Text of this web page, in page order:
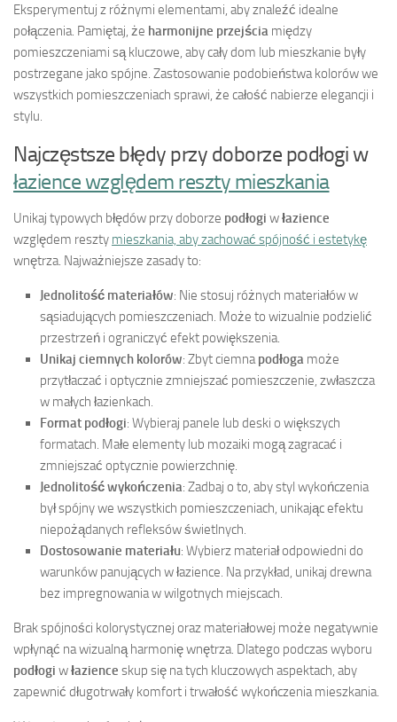
Eksperymentuj z różnymi elementami, aby znaleźć idealne
połączenia. Pamiętaj, że harmonijne przejścia między
pomieszczeniami są kluczowe, aby cały dom lub mieszkanie były
postrzegane jako spójne. Zastosowanie podobieństwa kolorów we
wszystkich pomieszczeniach sprawi, że całość nabierze elegancji i
stylu.
Najczęstsze błędy przy doborze podłogi w
łazience względem reszty mieszkania
Unikaj typowych błędów przy doborze podłogi włazience
względem reszty mieszkania, aby zachować spójność i estetykę
wnętrza. Najważniejsze zasady to:
Jednolitość materiałów: Nie stosuj różnych materiałów w
sąsiadujących pomieszczeniach. Może to wizualnie podzielić
przestrzeń i ograniczyć efekt powiększenia.
Unikaj ciemnych kolorów: Zbyt ciemna podłoga może
przytłaczać i optycznie zmniejszać pomieszczenie, zwłaszcza
w małych łazienkach.
Format podłogi: Wybieraj panele lub deski o większych
formatach. Małe elementy lub mozaiki mogą zagracać i
zmniejszać optycznie powierzchnię.
Jednolitość wykończenia: Zadbaj o to, aby styl wykończenia
był spójny we wszystkich pomieszczeniach, unikając efektu
niepożądanych refleksów świetlnych.
Dostosowanie materiału: Wybierz materiał odpowiedni do
warunków panujących w łazience. Na przykład, unikaj drewna
bez impregnowania w wilgotnych miejscach.
Brak spójności kolorystycznej oraz materiałowej może negatywnie
wpłynąć na wizualną harmonię wnętrza. Dlatego podczas wyboru
podłogi włazience skup się na tych kluczowych aspektach, aby
zapewnić długotrwały komfort i trwałość wykończenia mieszkania.